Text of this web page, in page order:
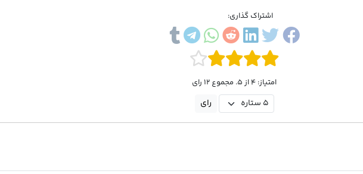
اشتراک گذاری:
امتیاز: 4 از 5. مجموع 12 رای